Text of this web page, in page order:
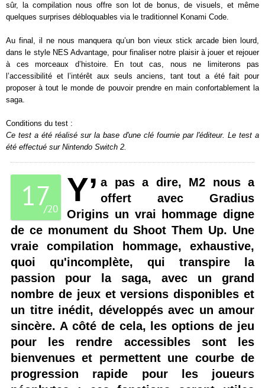
sûr, la compilation nous offre son lot de bonus, de visuels, et même
quelques surprises débloquables via le traditionnel Konami Code.
Au final, il ne nous manquera qu’un bon vieux stick arcade bien lourd,
dans le style NES Advantage, pour finaliser notre plaisir à jouer et rejouer
à ces morceaux d’histoire. En tout cas, nous ne limiterons pas
l’accessibilité et l’intérêt aux seuls anciens, tant tout a été fait pour
proposer à tout le monde de pouvoir prendre en main confortablement la
saga.
Conditions du test :
Ce test a été réalisé sur la base d'une clé fournie par l'éditeur. Le test a
été effectué sur Nintendo Switch 2.
17
/20
Y’ a pas a dire, M2 nous a
offert avec Gradius
Origins un vrai hommage digne
de ce monument du Shoot Them Up. Une
vraie compilation hommage, exhaustive,
quoi qu'incomplète, qui transpire la
passion pour la saga, avec un grand
nombre de jeux et versions disponibles et
un titre inédit, développés avec un amour
sincère. A côté de cela, les options de jeu
pour les rendre accessibles sont les
bienvenues et permettent une courbe de
progression rapide pour les joueurs